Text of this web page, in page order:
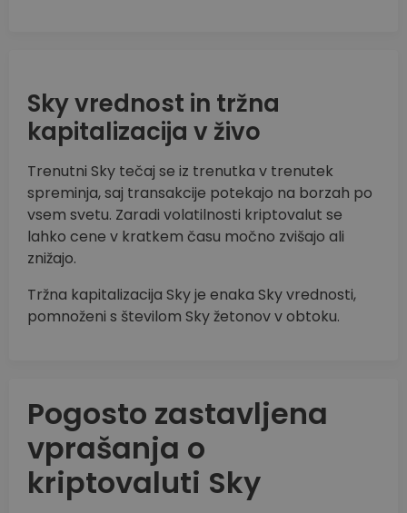
Sky vrednost in tržna
kapitalizacija v živo
Trenutni Sky tečaj se iz trenutka v trenutek
spreminja, saj transakcije potekajo na borzah po
vsem svetu. Zaradi volatilnosti kriptovalut se
lahko cene v kratkem času močno zvišajo ali
znižajo.
Tržna kapitalizacija Sky je enaka Sky vrednosti,
pomnoženi s številom Sky žetonov v obtoku.
Pogosto zastavljena
vprašanja o
kriptovaluti Sky